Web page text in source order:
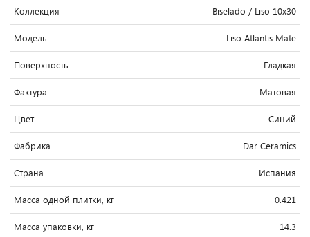
Коллекция Biselado / Liso 10x30
Модель Liso Atlantis Mate
Поверхность Гладкая
Фактура Матовая
Цвет Синий
Фабрика Dar Ceramics
Страна Испания
Масса одной плитки, кг 0.421
Масса упаковки, кг 14.3